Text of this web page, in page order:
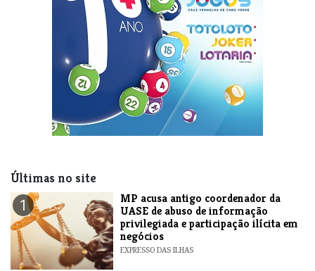
Últimas no site
1
MP acusa antigo coordenador da
UASE de abuso de informação
privilegiada e participação ilícita em
negócios
EXPRESSO DAS ILHAS